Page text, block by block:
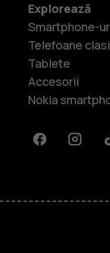
Explorează
Smartphone-
Telefoane
Tablete
Accesorii
Nokia
Facebook